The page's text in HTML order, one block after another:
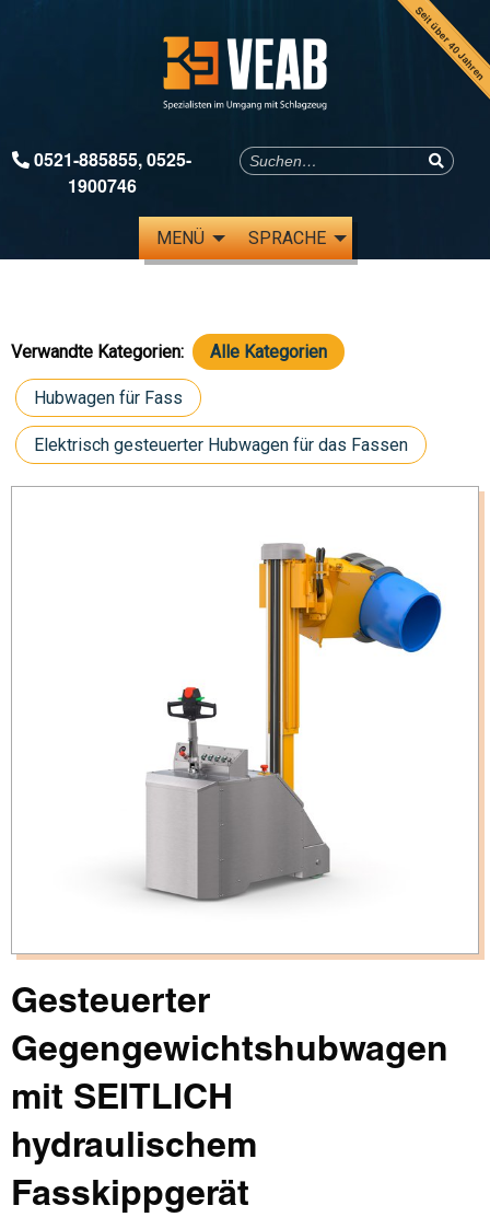
Seit über 40 Jahren
0521-885855,0525-
1900746
MENÜ SPRACHE
Verwandte Kategorien: Alle Kategorien
Hubwagen für Fass
Elektrisch gesteuerter Hubwagen für das Fassen
Gesteuerter
Gegengewichtshubwagen
mit SEITLICH
hydraulischem
Fasskippgerät